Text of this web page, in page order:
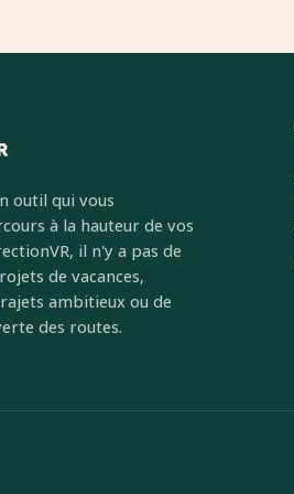
outil qui vous
à la hauteur de vos
il n'y a pas de
de vacances,
ambitieux ou de
des routes.